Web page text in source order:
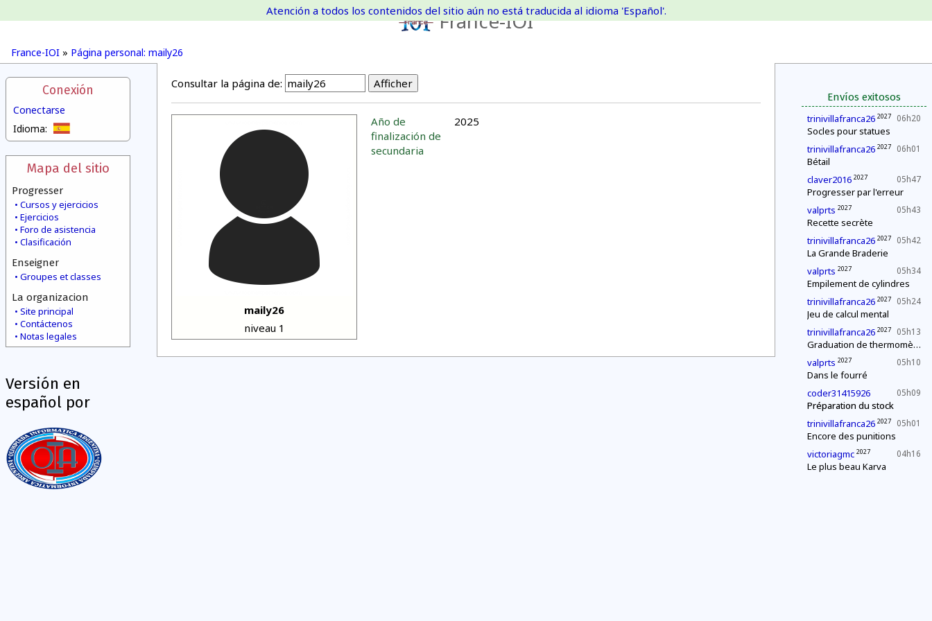
France-IOI
France-IOI » Página personal: maily26
Atención a todos los contenidos del sitio aún no está traducida al idioma 'Español'.
Conexión
Conectarse
Idioma:
Mapa del sitio
Progresser
Cursos y ejercicios
Ejercicios
Foro de asistencia
Clasificación
Enseigner
Groupes et classes
La organizacion
Site principal
Contáctenos
Notas legales
Versión en
español por
Envíos exitosos
06h20
trinivillafranca26 2027
Socles pour statues
06h01
trinivillafranca26 2027
Bétail
05h47
claver2016 2027
Progresser par l'erreur
05h43
valprts 2027
Recette secrète
05h42
trinivillafranca26 2027
La Grande Braderie
05h34
valprts 2027
Empilement de cylindres
05h24
trinivillafranca26 2027
Jeu de calcul mental
05h13
trinivillafranca26 2027
Graduation de thermomètres
05h10
valprts 2027
Dans le fourré
05h09
coder31415926
Préparation du stock
05h01
trinivillafranca26 2027
Encore des punitions
04h16
victoriagmc 2027
Le plus beau Karva
Consultar la página de:
maily26
niveau 1
Año de
finalización de
secundaria
2025